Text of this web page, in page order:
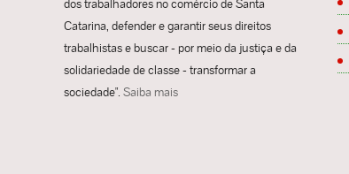
dos trabalhadores no comércio de Santa
Catarina, defender e garantir seus direitos
trabalhistas e buscar - por meio da justiça e da
solidariedade de classe - transformar a
sociedade". Saiba mais